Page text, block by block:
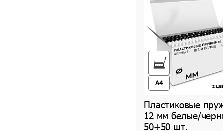
A4
Пластиковые
12 мм белые/
50+50 шт.